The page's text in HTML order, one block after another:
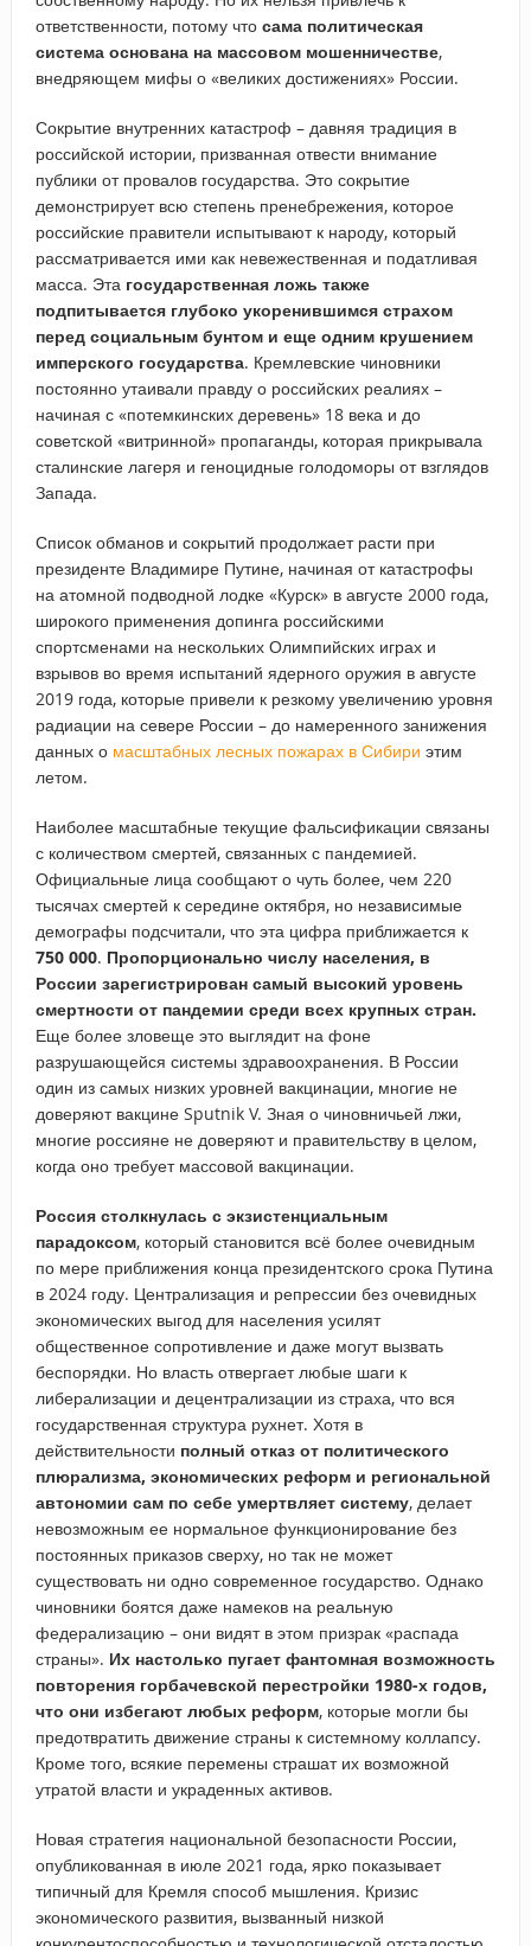
ответственности, потому что сама политическая
система основана на массовом мошенничестве,
внедряющем мифы о «великих достижениях» России.
Сокрытие внутренних катастроф – давняя традиция в
российской истории, призванная отвести внимание
публики от провалов государства. Это сокрытие
демонстрирует всю степень пренебрежения, которое
российские правители испытывают к народу, который
рассматривается ими как невежественная и податливая
масса. Эта государственная ложь также
подпитывается глубоко укоренившимся страхом
перед социальным бунтом и еще одним крушением
имперского государства. Кремлевские чиновники
постоянно утаивали правду о российских реалиях –
начиная с «потемкинских деревень» 18 века и до
советской «витринной» пропаганды, которая прикрывала
сталинские лагеря и геноцидные голодоморы от взглядов
Запада.
Список обманов и сокрытий продолжает расти при
президенте Владимире Путине, начиная от катастрофы
на атомной подводной лодке «Курск» в августе 2000 года,
широкого применения допинга российскими
спортсменами на нескольких Олимпийских играх и
взрывов во время испытаний ядерного оружия в августе
2019 года, которые привели к резкому увеличению уровня
радиации на севере России – до намеренного занижения
данных о масштабных лесных пожарах в Сибири этим
летом.
Наиболее масштабные текущие фальсификации связаны
с количеством смертей, связанных с пандемией.
Официальные лица сообщают о чуть более, чем 220
тысячах смертей к середине октября, но независимые
демографы подсчитали, что эта цифра приближается к
750 000. Пропорционально числу населения, в
России зарегистрирован самый высокий уровень
смертности от пандемии среди всех крупных стран.
Еще более зловеще это выглядит на фоне
разрушающейся системы здравоохранения. В России
один из самых низких уровней вакцинации, многие не
доверяют вакцине Sputnik V. Зная о чиновничьей лжи,
многие россияне не доверяют и правительству в целом,
когда оно требует массовой вакцинации.
Россия столкнулась с экзистенциальным
парадоксом, который становится всё более очевидным
по мере приближения конца президентского срока Путина
в 2024 году. Централизация и репрессии без очевидных
экономических выгод для населения усилят
общественное сопротивление и даже могут вызвать
беспорядки. Но власть отвергает любые шаги к
либерализации и децентрализации из страха, что вся
государственная структура рухнет. Хотя в
действительности полный отказ от политического
плюрализма, экономических реформ и региональной
автономии сам по себе умертвляет систему, делает
невозможным ее нормальное функционирование без
постоянных приказов сверху, но так не может
существовать ни одно современное государство. Однако
чиновники боятся даже намеков на реальную
федерализацию – они видят в этом призрак «распада
страны». Их настолько пугает фантомная возможность
повторения горбачевской перестройки 1980-х годов,
что они избегают любых реформ, которые могли бы
предотвратить движение страны к системному коллапсу.
Кроме того, всякие перемены страшат их возможной
утратой власти и украденных активов.
Новая стратегия национальной безопасности России,
опубликованная в июле 2021 года, ярко показывает
типичный для Кремля способ мышления. Кризис
экономического развития, вызванный низкой